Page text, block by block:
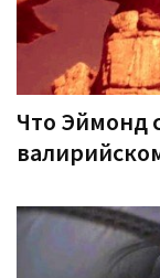
Что Эймонд